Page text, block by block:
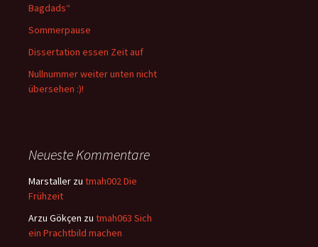
Bagdads“
Sommerpause
Dissertation essen Zeit auf
Nullnummer weiter unten nicht
übersehen :)!
Neueste Kommentare
Marstaller zu tmah002 Die
Frühzeit
Arzu Gökçen zu tmah063 Sich
ein Prachtbild machen